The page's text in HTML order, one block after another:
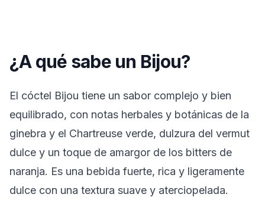
¿A qué sabe un Bijou?
El cóctel Bijou tiene un sabor complejo y bien
equilibrado, con notas herbales y botánicas de la
ginebra y el Chartreuse verde, dulzura del vermut
dulce y un toque de amargor de los bitters de
naranja. Es una bebida fuerte, rica y ligeramente
dulce con una textura suave y aterciopelada.